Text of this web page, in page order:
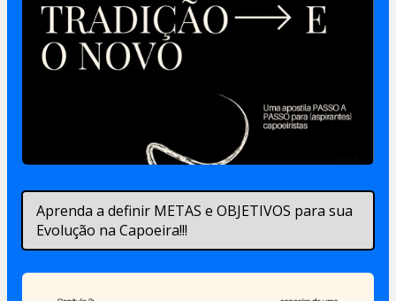
Aprenda a definir METAS e OBJETIVOS para sua
Evolução na Capoeira!!!